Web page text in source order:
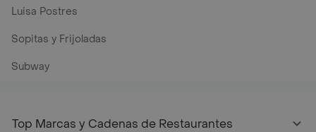
Luisa Postres
Sopitas y Frijoladas
Subway
Top Marcas y Cadenas de Restaurantes